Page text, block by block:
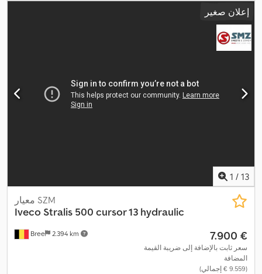
إعلان صغير
1 / 13
Bree 2.394 km
معيار SZM
Iveco Stralis 500 cursor 13 hydraulic
‏7.900 €
سعر ثابت بالإضافة إلى ضريبة القيمة
المضافة
(‏9.559 € إجمالي)